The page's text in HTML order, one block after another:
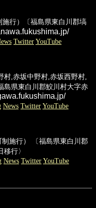
施行）〔福島県東白川郡塙
Twitter YouTube
村,赤坂中野村,赤坂西野村,
島県東白川郡鮫川村大字赤
News Twitter YouTube
制施行） 〔福島県東白川郡
行〉
News Twitter YouTube